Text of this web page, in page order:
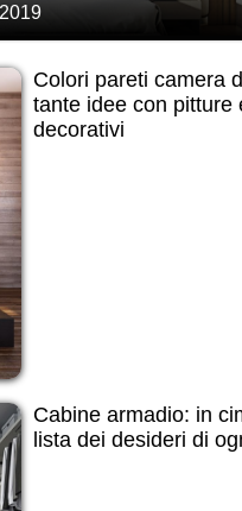
Colori pareti camera
tante idee con pitture
decorativi
Cabine armadio: in
lista dei desideri di